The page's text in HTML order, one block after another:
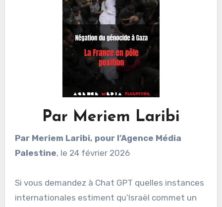
Par Meriem Laribi
Par Meriem Laribi, pour l’Agence Média
Palestine, le 24 février 2026
Si vous demandez à Chat GPT quelles instances
internationales estiment qu’Israël commet un